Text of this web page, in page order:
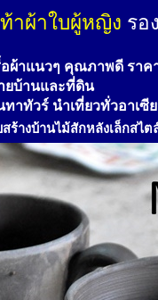
าผ้าใบผู้หญิง รอ
อผ้าแนวๆ คุณภาพดี ราค
ยบ้านและที่ดิน
ทาทัวร์ นำเที่ยวทั่วอาเซี
สร้างบ้านไม้สักหลังเล็กสไต